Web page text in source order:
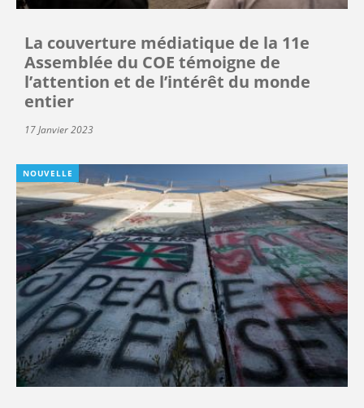
La couverture médiatique de la 11e
Assemblée du COE témoigne de
l’attention et de l’intérêt du monde
entier
17 Janvier 2023
NOUVELLE